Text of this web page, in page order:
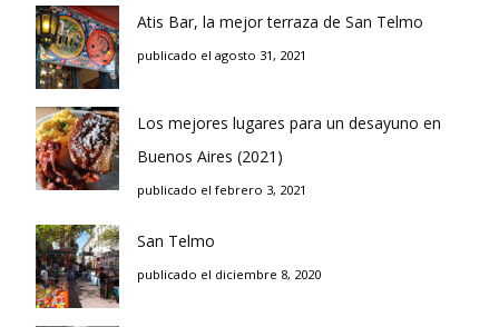
Atis Bar, la mejor terraza de San Telmo
publicado el agosto 31, 2021
Los mejores lugares para un desayuno en
Buenos Aires (2021)
publicado el febrero 3, 2021
San Telmo
publicado el diciembre 8, 2020